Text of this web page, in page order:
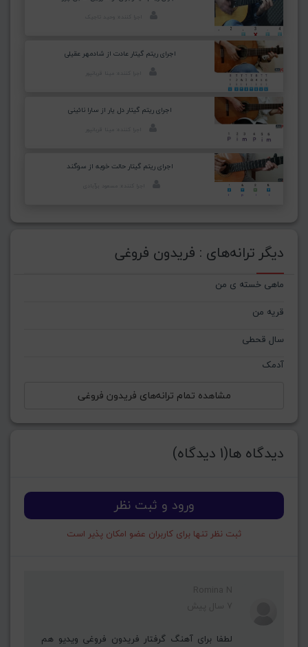
اجرای ریتم گیتار عادت از شادمهر عقیلی
اجرای ریتم گیتار دل یار از سارا نائینی
اجرای ریتم گیتار حالت خوبه از سوگند
دیگر ترانه‌های : فریدون فروغی
ماهی خسته ی من
قریه من
سال قحطی
آدمک
مشاهده تمام ترانه‌های فریدون فروغی
دیدگاه ها(1 دیدگاه)
ورود و ثبت نظر
ثبت نظر تنها برای کاربران عضو امکان پذیر است
لطفا برای آهنگ گرفتار فریدون فروغی ویدیو هم